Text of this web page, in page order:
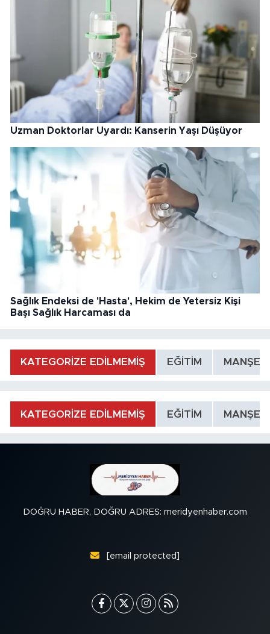
Uzman Doktorlar Uyardı: Kanserin Yaşı Düşüyor
Sağlık Endeksi de 'Hasta', Hekim de Yetersiz Kişi
Başı Sağlık Harcaması da
KATEGORİZE EDİLMEMİŞ EĞİTİM MANŞET
KATEGORİZE EDİLMEMİŞ EĞİTİM MANŞET
DOĞRU HABER, DOĞRU ADRES: meridyenhaber.com
[email protected]